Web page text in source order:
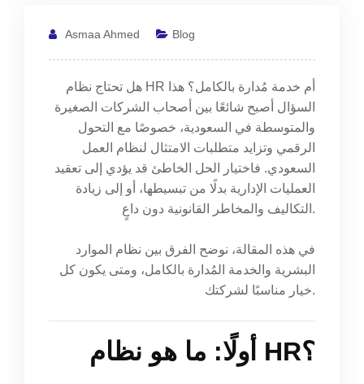
Asmaa Ahmed Blog
هل تحتاج نظام HR أم خدمة مُدارة بالكامل؟ هذا
السؤال أصبح شائعًا بين أصحاب الشركات الصغيرة
والمتوسطة في السعودية، خصوصًا مع التحول
الرقمي وتزايد متطلبات الامتثال لنظام العمل
السعودي. فاختيار الحل الخاطئ قد يؤدي إلى تعقيد
العمليات الإدارية بدلًا من تبسيطها، أو إلى زيادة
التكاليف والمخاطر القانونية دون داعٍ.
في هذه المقالة، نوضح الفرق بين نظام الموارد
البشرية والخدمة المُدارة بالكامل، ومتى يكون كل
خيار مناسبًا لشركتك.
أولًا: ما هو نظام HR؟